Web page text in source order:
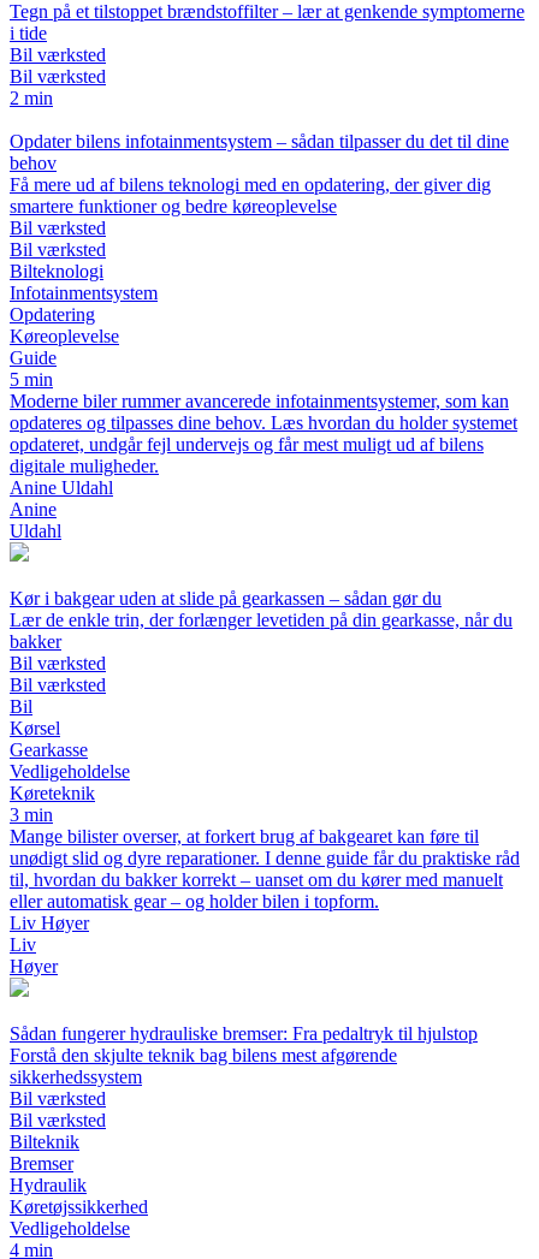
Tegn på et tilstoppet brændstoffilter – lær at genkende symptomerne
i tide
Bil værksted
Bil værksted
2 min
Opdater bilens infotainmentsystem – sådan tilpasser du det til dine
behov
Få mere ud af bilens teknologi med en opdatering, der giver dig
smartere funktioner og bedre køreoplevelse
Bil værksted
Bil værksted
Bilteknologi
Infotainmentsystem
Opdatering
Køreoplevelse
Guide
5 min
Moderne biler rummer avancerede infotainmentsystemer, som kan
opdateres og tilpasses dine behov. Læs hvordan du holder systemet
opdateret, undgår fejl undervejs og får mest muligt ud af bilens
digitale muligheder.
Anine Uldahl
Anine
Uldahl
Kør i bakgear uden at slide på gearkassen – sådan gør du
Lær de enkle trin, der forlænger levetiden på din gearkasse, når du
bakker
Bil værksted
Bil værksted
Bil
Kørsel
Gearkasse
Vedligeholdelse
Køreteknik
3 min
Mange bilister overser, at forkert brug af bakgearet kan føre til
unødigt slid og dyre reparationer. I denne guide får du praktiske råd
til, hvordan du bakker korrekt – uanset om du kører med manuelt
eller automatisk gear – og holder bilen i topform.
Liv Høyer
Liv
Høyer
Sådan fungerer hydrauliske bremser: Fra pedaltryk til hjulstop
Forstå den skjulte teknik bag bilens mest afgørende
sikkerhedssystem
Bil værksted
Bil værksted
Bilteknik
Bremser
Hydraulik
Køretøjssikkerhed
Vedligeholdelse
4 min